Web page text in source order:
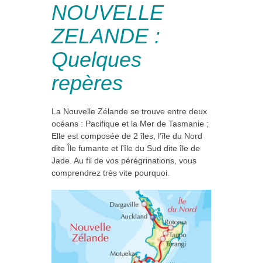
NOUVELLE
ZELANDE :
Quelques
repères
La Nouvelle Zélande se trouve entre deux
océans : Pacifique et la Mer de Tasmanie ;
Elle est composée de 2 îles, l’île du Nord
dite Île fumante et l’île du Sud dite île de
Jade. Au fil de vos pérégrinations, vous
comprendrez très vite pourquoi.